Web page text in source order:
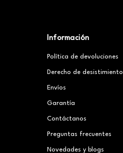
Información
Política de devoluciones
Derecho de desistimiento
Envíos
Garantía
Contáctanos
Preguntas frecuentes
Novedades y blogs